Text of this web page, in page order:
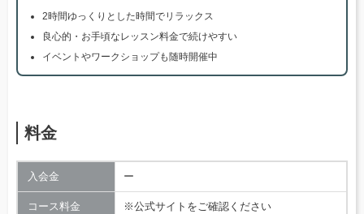
2時間ゆっくりとした時間でリラックス
良心的・お手頃なレッスン料金で続けやすい
イベントやワークショップも随時開催中
料金
入会金 ー
コース料金 ※公式サイトをご確認ください